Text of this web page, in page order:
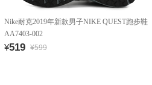
Nike耐克2019年新款男子NIKE QUEST跑步鞋
AA7403-002
¥519 ¥599